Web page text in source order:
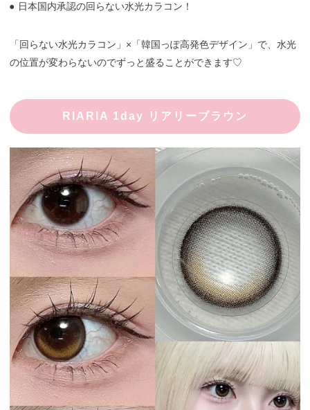
日本国内承認の回らない水光カラコン！
「回らない水光カラコン」×「韓国っぽ高発色デザイン」で、水光
の位置が変わらないのでずっと盛ることができます♡
RIARIA 1day リアリーブラウン